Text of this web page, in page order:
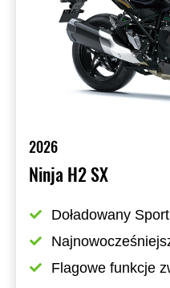
2026
Ninja H2 SX
Doładowany
Flagowe funkcje